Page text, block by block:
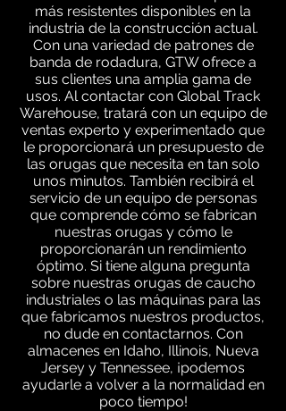
más resistentes disponibles en la
industria de la construcción actual.
Con una variedad de patrones de
banda de rodadura, GTW ofrece a
sus clientes una amplia gama de
usos. Al contactar con Global Track
Warehouse, tratará con un equipo de
ventas experto y experimentado que
le proporcionará un presupuesto de
las orugas que necesita en tan solo
unos minutos. También recibirá el
servicio de un equipo de personas
que comprende cómo se fabrican
nuestras orugas y cómo le
proporcionarán un rendimiento
óptimo. Si tiene alguna pregunta
sobre nuestras orugas de caucho
industriales o las máquinas para las
que fabricamos nuestros productos,
no dude en contactarnos. Con
almacenes en Idaho, Illinois, Nueva
Jersey y Tennessee, ¡podemos
ayudarle a volver a la normalidad en
poco tiempo!